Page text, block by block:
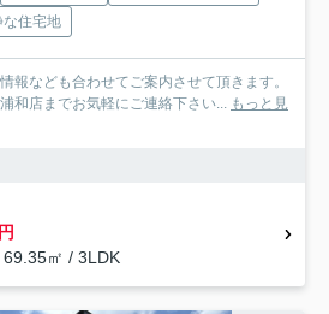
な住宅地
報なども合わせてご案内させて頂きます。
和店までお気軽にご連絡下さい...
もっと見
㎡ / 3LDK